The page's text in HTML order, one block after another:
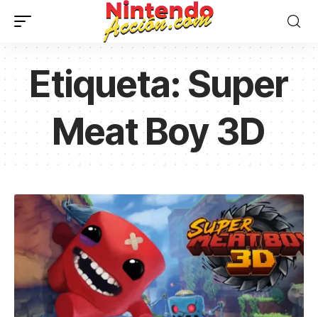
Etiqueta:Super
Meat Boy 3D